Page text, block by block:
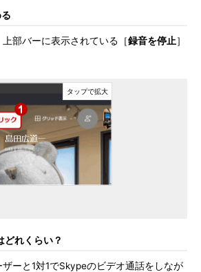
部バーに表示されている［録音を停止］
れくらい？
ーと1対1でSkypeのビデオ通話をしなが